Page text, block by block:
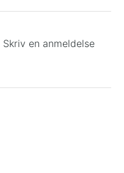
Skriv en anmeldelse